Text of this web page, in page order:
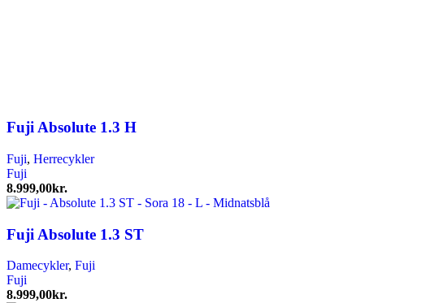
Fuji Absolute 1.3 H
Fuji, Herrecykler
Fuji
8.999,00kr.
Fuji Absolute 1.3 ST
Damecykler, Fuji
Fuji
8.999,00kr.